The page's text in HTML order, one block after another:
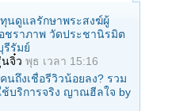
นดูแลรักษาพระสงฆ์ผู้
ชราภาพ วัดประชานิรมิต
รีรัมย์
จิ๋ว พุธ เวลา 15:16
นถึงเชื่อรีวิวน้อยลง? รวม
ช้บริการจริง ญาณฮีลใจ by